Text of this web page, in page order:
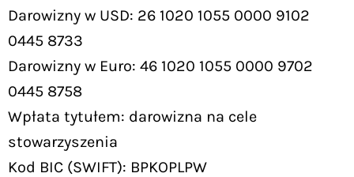
Darowizny w USD: 26 1020 1055 0000 9102
0445 8733
Darowizny w Euro: 46 1020 1055 0000 9702
0445 8758
Wpłata tytułem: darowizna na cele
stowarzyszenia
Kod BIC (SWIFT): BPKOPLPW